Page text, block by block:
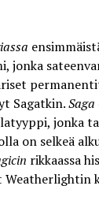
jonka
Sagatkin.Saga
jonka
on selkeä
rikkaassa